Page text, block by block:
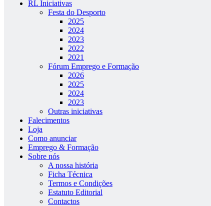
RL Iniciativas
Festa do Desporto
2025
2024
2023
2022
2021
Fórum Emprego e Formação
2026
2025
2024
2023
Outras iniciativas
Falecimentos
Loja
Como anunciar
Emprego & Formação
Sobre nós
A nossa história
Ficha Técnica
Termos e Condições
Estatuto Editorial
Contactos